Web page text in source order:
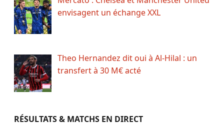
envisagent un échange XXL
Theo Hernandez dit oui à Al-Hilal : un
transfert à 30 M€ acté
RÉSULTATS & MATCHS EN DIRECT